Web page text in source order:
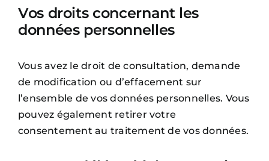
Vos droits concernant les
données personnelles
Vous avez le droit de consultation, demande
de modification ou d’effacement sur
l’ensemble de vos données personnelles. Vous
pouvez également retirer votre
consentement au traitement de vos données.